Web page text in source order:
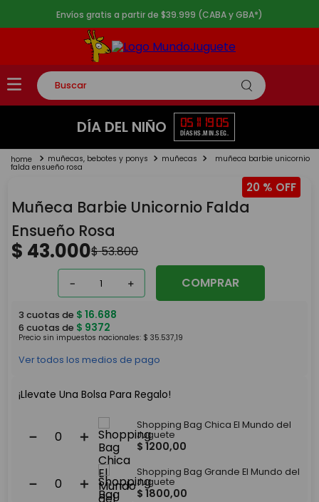
Envíos gratis a partir de $39.999 (CABA y GBA*)
Buscar
TÉRMINOS MÁS BUSCADOS
2.
lego
4.
monopatin
5. toy story
DÍA DEL NIÑO 05
DÍAS
11
HS.
19
MIN.
05
SEG.
muñecas, bebotes y ponys muñecas muñeca barbie unicornio
falda ensueño rosa
20 %
Muñeca Barbie Unicornio Falda
Ensueño Rosa
$ 43.000$53.800
＋
－ COMPRAR
3 cuotas de $ 16.688
6 cuotas de $ 9372
Precio sin impuestos nacionales: $ 35.537,19
Ver todos los medios de pago
¡Llevate Una Bolsa Para Regalo!
＋
－
Shopping Bag Chica El Mundo del
Juguete
$ 1200,00
＋
－
Shopping Bag Grande El Mundo del
Juguete
$ 1800,00